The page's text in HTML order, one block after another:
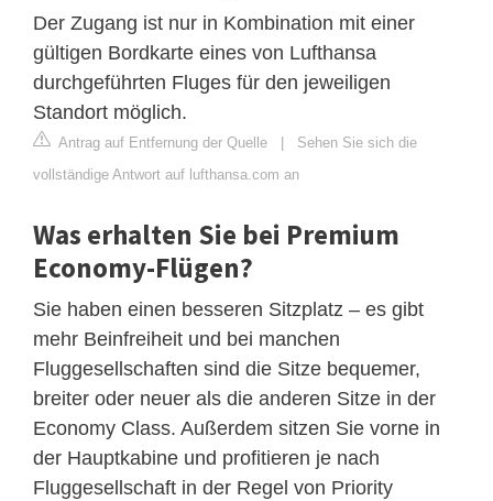
Der Zugang ist nur in Kombination mit einer
gültigen Bordkarte eines von Lufthansa
durchgeführten Fluges für den jeweiligen
Standort möglich.
Antrag auf Entfernung der Quelle | Sehen Sie sich die
vollständige Antwort auf lufthansa.com an
Was erhalten Sie bei Premium
Economy-Flügen?
Sie haben einen besseren Sitzplatz – es gibt
mehr Beinfreiheit und bei manchen
Fluggesellschaften sind die Sitze bequemer,
breiter oder neuer als die anderen Sitze in der
Economy Class. Außerdem sitzen Sie vorne in
der Hauptkabine und profitieren je nach
Fluggesellschaft in der Regel von Priority